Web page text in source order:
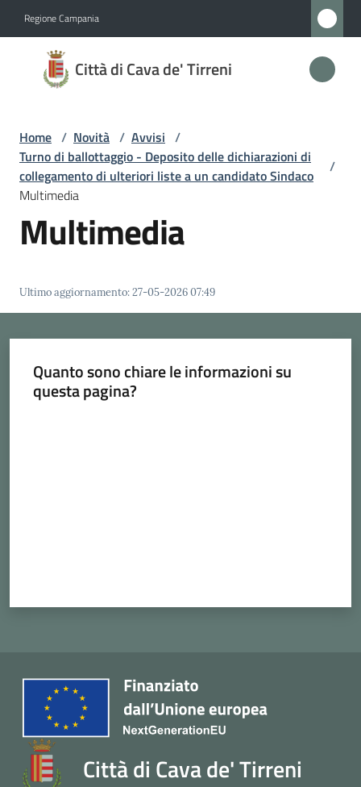
Regione Campania
Città di Cava de' Tirreni
Città
di
de'
Tirreni
Amministrazione
Menu selezionato
Servizi
Cava
de'
Home / Novità / Avvisi /
Turno di ballottaggio - Deposito delle dichiarazioni di
collegamento di ulteriori liste a un candidato Sindaco
/
Multimedia
Multimedia
Ultimo aggiornamento:27-05-2026 07:49
Quanto sono chiare le informazioni su
questa pagina?
Città di Cava de' Tirreni